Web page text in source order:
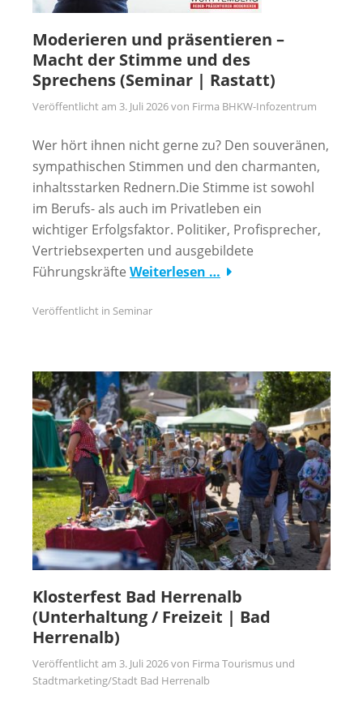
Moderieren und präsentieren –
Macht der Stimme und des
Sprechens (Seminar | Rastatt)
Veröffentlicht am 3. Juli 2026von Firma BHKW-Infozentrum
Wer hört ihnen nicht gerne zu? Den souveränen,
sympathischen Stimmen und den charmanten,
inhaltsstarken Rednern.Die Stimme ist sowohl
im Berufs- als auch im Privatleben ein
wichtiger Erfolgsfaktor. Politiker, Profisprecher,
Vertriebsexperten und ausgebildete
Führungskräfte Weiterlesen …
Veröffentlicht in Seminar
Klosterfest Bad Herrenalb
(Unterhaltung / Freizeit | Bad
Herrenalb)
Veröffentlicht am 3. Juli 2026von Firma Tourismus und
Stadtmarketing/Stadt Bad Herrenalb